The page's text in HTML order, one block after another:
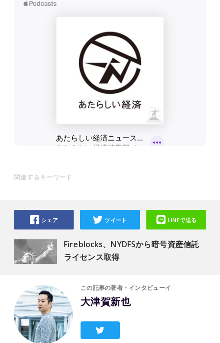
関連するキーワード
Fireblocks、NYDFSから暗号資産信託
ライセンス取得
シェア ツイート LINEで送る
この記事の著者・インタビューイ
大津賀新也